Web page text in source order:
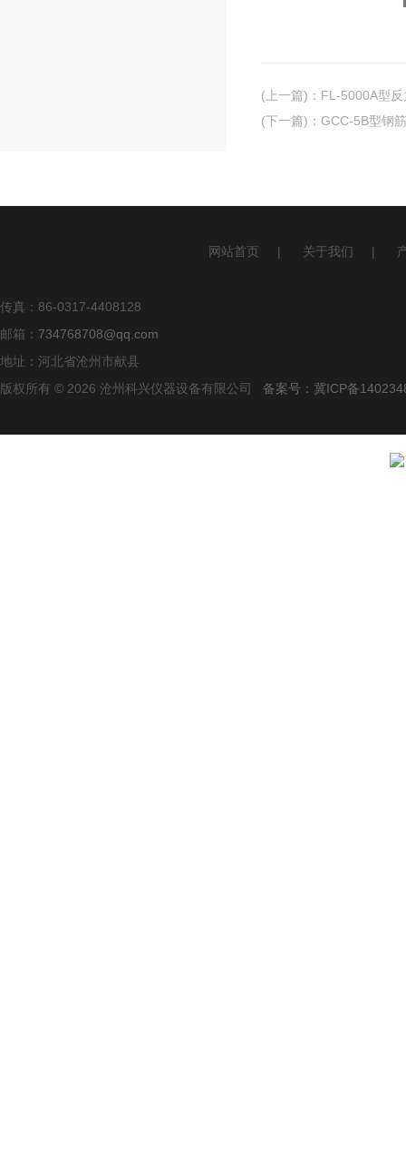
(上一篇) ： FL-5000A型
(下一篇) ： GCC-5B型钢
网站首页 | 关于我们 |
传真：86-0317-4408128
邮箱： 734768708@qq.com
地址：河北省沧州市献县
版权所有 © 2026 沧州科兴仪器设备有限公司 备案号：冀ICP备